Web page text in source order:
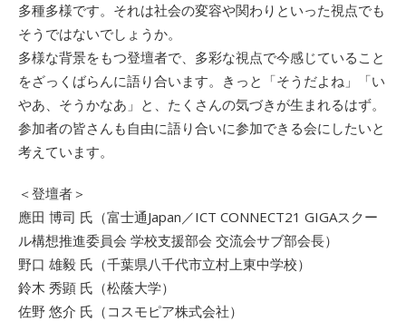
多種多様です。それは社会の変容や関わりといった視点でも
そうではないでしょうか。
多様な背景をもつ登壇者で、多彩な視点で今感じていること
をざっくばらんに語り合います。きっと「そうだよね」「い
やあ、そうかなあ」と、たくさんの気づきが生まれるはず。
参加者の皆さんも自由に語り合いに参加できる会にしたいと
考えています。
＜登壇者＞
應田 博司 氏（富士通Japan／ICT CONNECT21 GIGAスクー
ル構想推進委員会 学校支援部会 交流会サブ部会長）
野口 雄毅 氏（千葉県八千代市立村上東中学校）
鈴木 秀顕 氏（松蔭大学）
佐野 悠介 氏（コスモピア株式会社）